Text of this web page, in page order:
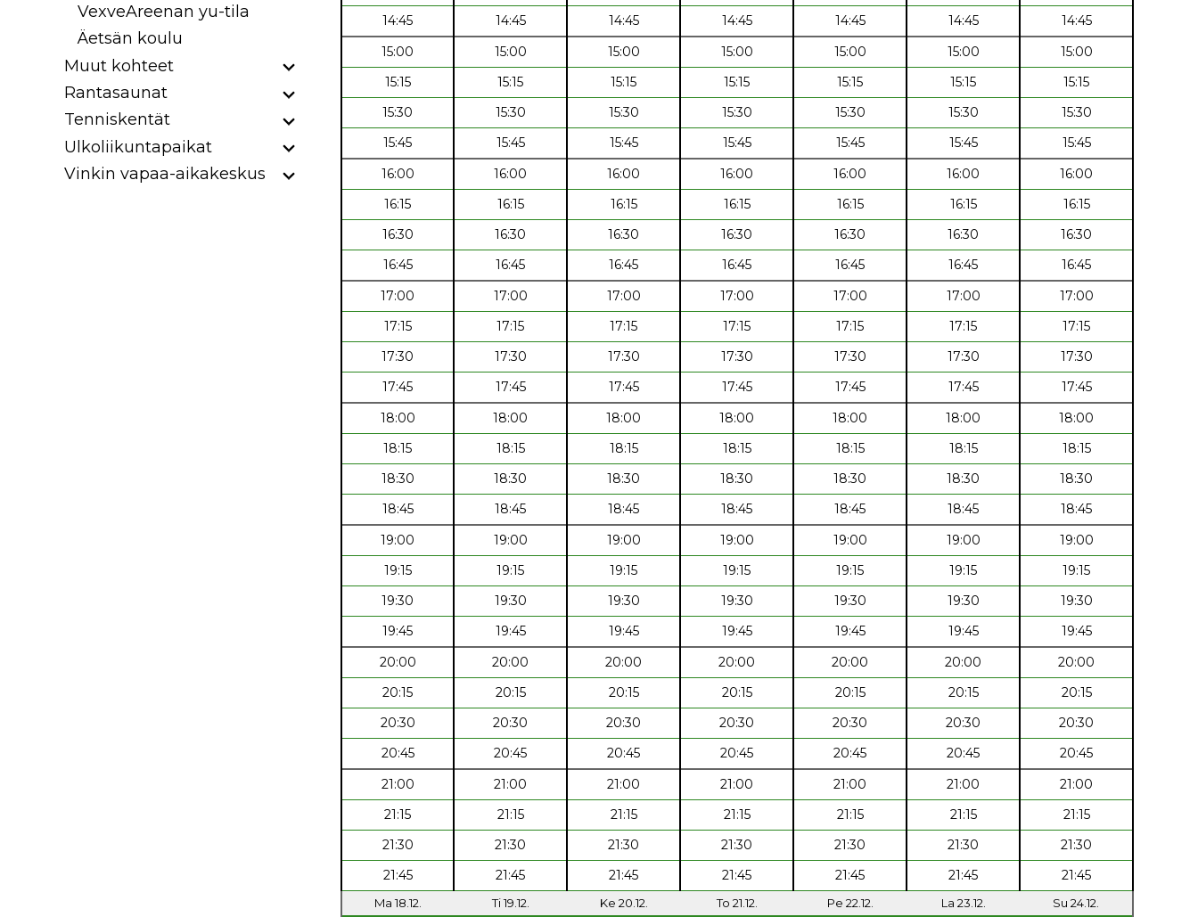
VexveAreenan yu-tila
Äetsän koulu
Muut kohteet
Rantasaunat
Tenniskentät
Ulkoliikuntapaikat
Vinkin vapaa-aikakeskus
14:45
14:45 14:45 14:45 14:45 14:45
14:45
15:00
15:00 15:00 15:00 15:00 15:00
15:00
15:15
15:15 15:15 15:15 15:15 15:15
15:15
15:30
15:30 15:30 15:30 15:30 15:30
15:30
15:45
15:45 15:45 15:45 15:45 15:45
15:45
16:00
16:00 16:00 16:00 16:00 16:00
16:00
16:15
16:15 16:15 16:15 16:15 16:15
16:15
16:30
16:30 16:30 16:30 16:30 16:30
16:30
16:45
16:45 16:45 16:45 16:45 16:45
16:45
17:00
17:00 17:00 17:00 17:00 17:00
17:00
17:15
17:15 17:15 17:15 17:15 17:15
17:15
17:30
17:30 17:30 17:30 17:30 17:30
17:30
17:45
17:45 17:45 17:45 17:45 17:45
17:45
18:00
18:00 18:00 18:00 18:00 18:00
18:00
18:15
18:15 18:15 18:15 18:15 18:15
18:15
18:30
18:30 18:30 18:30 18:30 18:30
18:30
18:45
18:45 18:45 18:45 18:45 18:45
18:45
19:00
19:00 19:00 19:00 19:00 19:00
19:00
19:15
19:15 19:15 19:15 19:15 19:15
19:15
19:30
19:30 19:30 19:30 19:30 19:30
19:30
19:45
19:45 19:45 19:45 19:45 19:45
19:45
20:00
20:00 20:00 20:00 20:00 20:00
20:00
20:15
20:15 20:15 20:15 20:15 20:15
20:15
20:30
20:30 20:30 20:30 20:30 20:30
20:30
20:45
20:45 20:45 20:45 20:45 20:45
20:45
21:00
21:00 21:00 21:00 21:00 21:00
21:00
21:15
21:15 21:15 21:15 21:15 21:15
21:15
21:30
21:30 21:30 21:30 21:30 21:30
21:30
21:45
21:45 21:45 21:45 21:45 21:45 21:45
Ma 18.12. Ti 19.12. Ke 20.12. To 21.12. Pe 22.12. La 23.12. Su 24.12.